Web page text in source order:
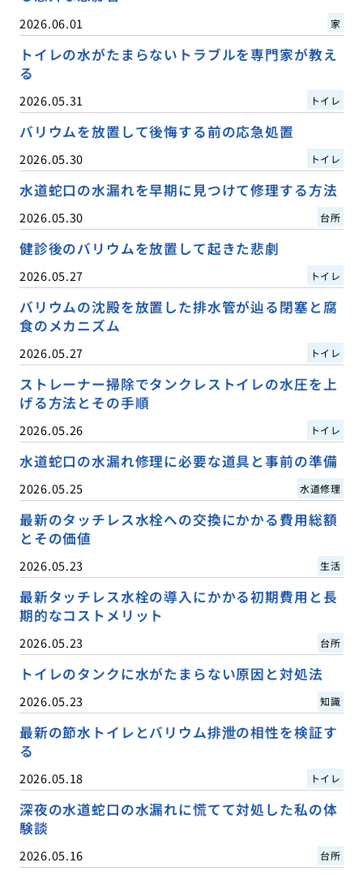
2026.06.01 家
トイレの水がたまらないトラブルを専門家が教え
る
2026.05.31 トイレ
バリウムを放置して後悔する前の応急処置
2026.05.30 トイレ
水道蛇口の水漏れを早期に見つけて修理する方法
2026.05.30 台所
健診後のバリウムを放置して起きた悲劇
2026.05.27 トイレ
バリウムの沈殿を放置した排水管が辿る閉塞と腐
食のメカニズム
2026.05.27 トイレ
ストレーナー掃除でタンクレストイレの水圧を上
げる方法とその手順
2026.05.26 トイレ
水道蛇口の水漏れ修理に必要な道具と事前の準備
2026.05.25 水道修理
最新のタッチレス水栓への交換にかかる費用総額
とその価値
2026.05.23 生活
最新タッチレス水栓の導入にかかる初期費用と長
期的なコストメリット
2026.05.23 台所
トイレのタンクに水がたまらない原因と対処法
2026.05.23 知識
最新の節水トイレとバリウム排泄の相性を検証す
る
2026.05.18 トイレ
深夜の水道蛇口の水漏れに慌てて対処した私の体
験談
2026.05.16 台所